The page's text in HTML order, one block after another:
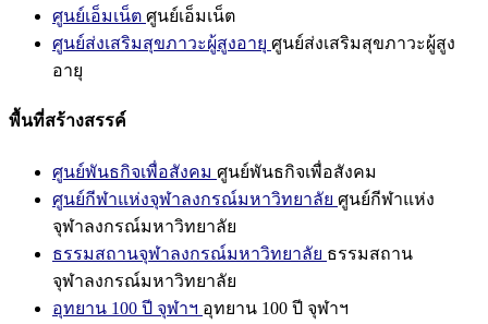
ศูนย์เอ็มเน็ต ศูนย์เอ็มเน็ต
ศูนย์ส่งเสริมสุขภาวะผู้สูงอายุ ศูนย์ส่งเสริมสุขภาวะผู้สูง
อายุ
พื้นที่สร้างสรรค์
ศูนย์พันธกิจเพื่อสังคม ศูนย์พันธกิจเพื่อสังคม
ศูนย์กีฬาแห่งจุฬาลงกรณ์มหาวิทยาลัย ศูนย์กีฬาแห่ง
จุฬาลงกรณ์มหาวิทยาลัย
ธรรมสถานจุฬาลงกรณ์มหาวิทยาลัย ธรรมสถาน
จุฬาลงกรณ์มหาวิทยาลัย
อุทยาน 100 ปี จุฬาฯ อุทยาน 100 ปี จุฬาฯ